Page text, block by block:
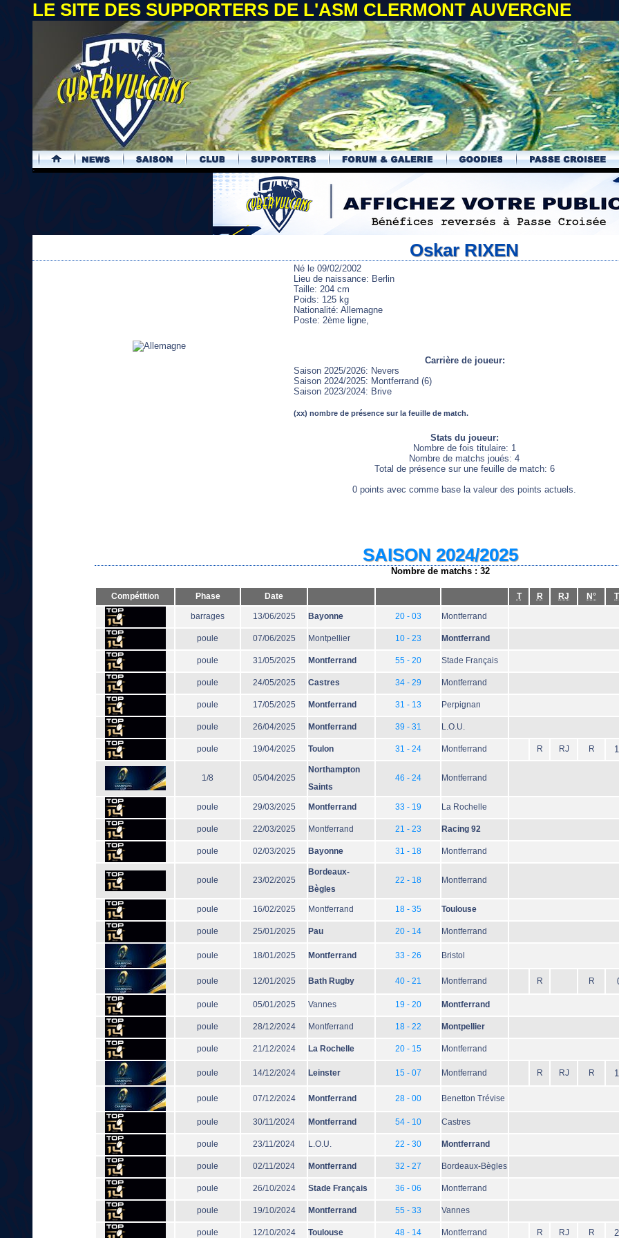
LE SITE DES SUPPORTERS DE L'ASM CLERMONT AUVERGNE
.
Oskar RIXEN
Né le 09/02/2002
Lieu de naissance: Berlin
Taille: 204 cm
Poids: 125 kg
Nationalité: Allemagne
Poste: 2ème ligne,
Carrière de joueur:
Saison 2025/2026: Nevers
Saison 2024/2025: Montferrand (6)
Saison 2023/2024: Brive
(xx) nombre de présence sur la feuille de match.
Stats du joueur:
Nombre de fois titulaire: 1
Nombre de matchs joués: 4
Total de présence sur une feuille de match: 6
0 points avec comme base la valeur des points actuels.
SAISON 2024/2025
Nombre de matchs : 32
Compétition Phase Date T R RJ N°
barrages 13/06/2025 Bayonne 20 - 03 Montferrand
poule 07/06/2025 Montpellier 10 - 23 Montferrand
poule 31/05/2025 Montferrand 55 - 20 Stade Français
poule 24/05/2025 Castres 34 - 29 Montferrand
poule 17/05/2025 Montferrand 31 - 13 Perpignan
poule 26/04/2025 Montferrand 39 - 31 L.O.U.
poule 19/04/2025 Toulon 31 - 24 Montferrand R RJ R
1/8 05/04/2025
Northampton
Saints
46 - 24 Montferrand
poule 29/03/2025 Montferrand 33 - 19 La Rochelle
poule 22/03/2025 Montferrand 21 - 23 Racing 92
poule 02/03/2025 Bayonne 31 - 18 Montferrand
poule 23/02/2025
Bordeaux-
Bègles
22 - 18 Montferrand
poule 16/02/2025 Montferrand 18 - 35 Toulouse
poule 25/01/2025 Pau 20 - 14 Montferrand
poule 18/01/2025 Montferrand 33 - 26 Bristol
poule 12/01/2025 Bath Rugby 40 - 21 Montferrand R R
poule 05/01/2025 Vannes 19 - 20 Montferrand
poule 28/12/2024 Montferrand 18 - 22 Montpellier
poule 21/12/2024 La Rochelle 20 - 15 Montferrand
poule 14/12/2024 Leinster 15 - 07 Montferrand R RJ R
poule 07/12/2024 Montferrand 28 - 00 Benetton Trévise
poule 30/11/2024 Montferrand 54 - 10 Castres
poule 23/11/2024 L.O.U. 22 - 30 Montferrand
poule 02/11/2024 Montferrand 32 - 27 Bordeaux-Bègles
poule 26/10/2024 Stade Français 36 - 06 Montferrand
poule 19/10/2024 Montferrand 55 - 33 Vannes
poule 12/10/2024 Toulouse 48 - 14 Montferrand R RJ R